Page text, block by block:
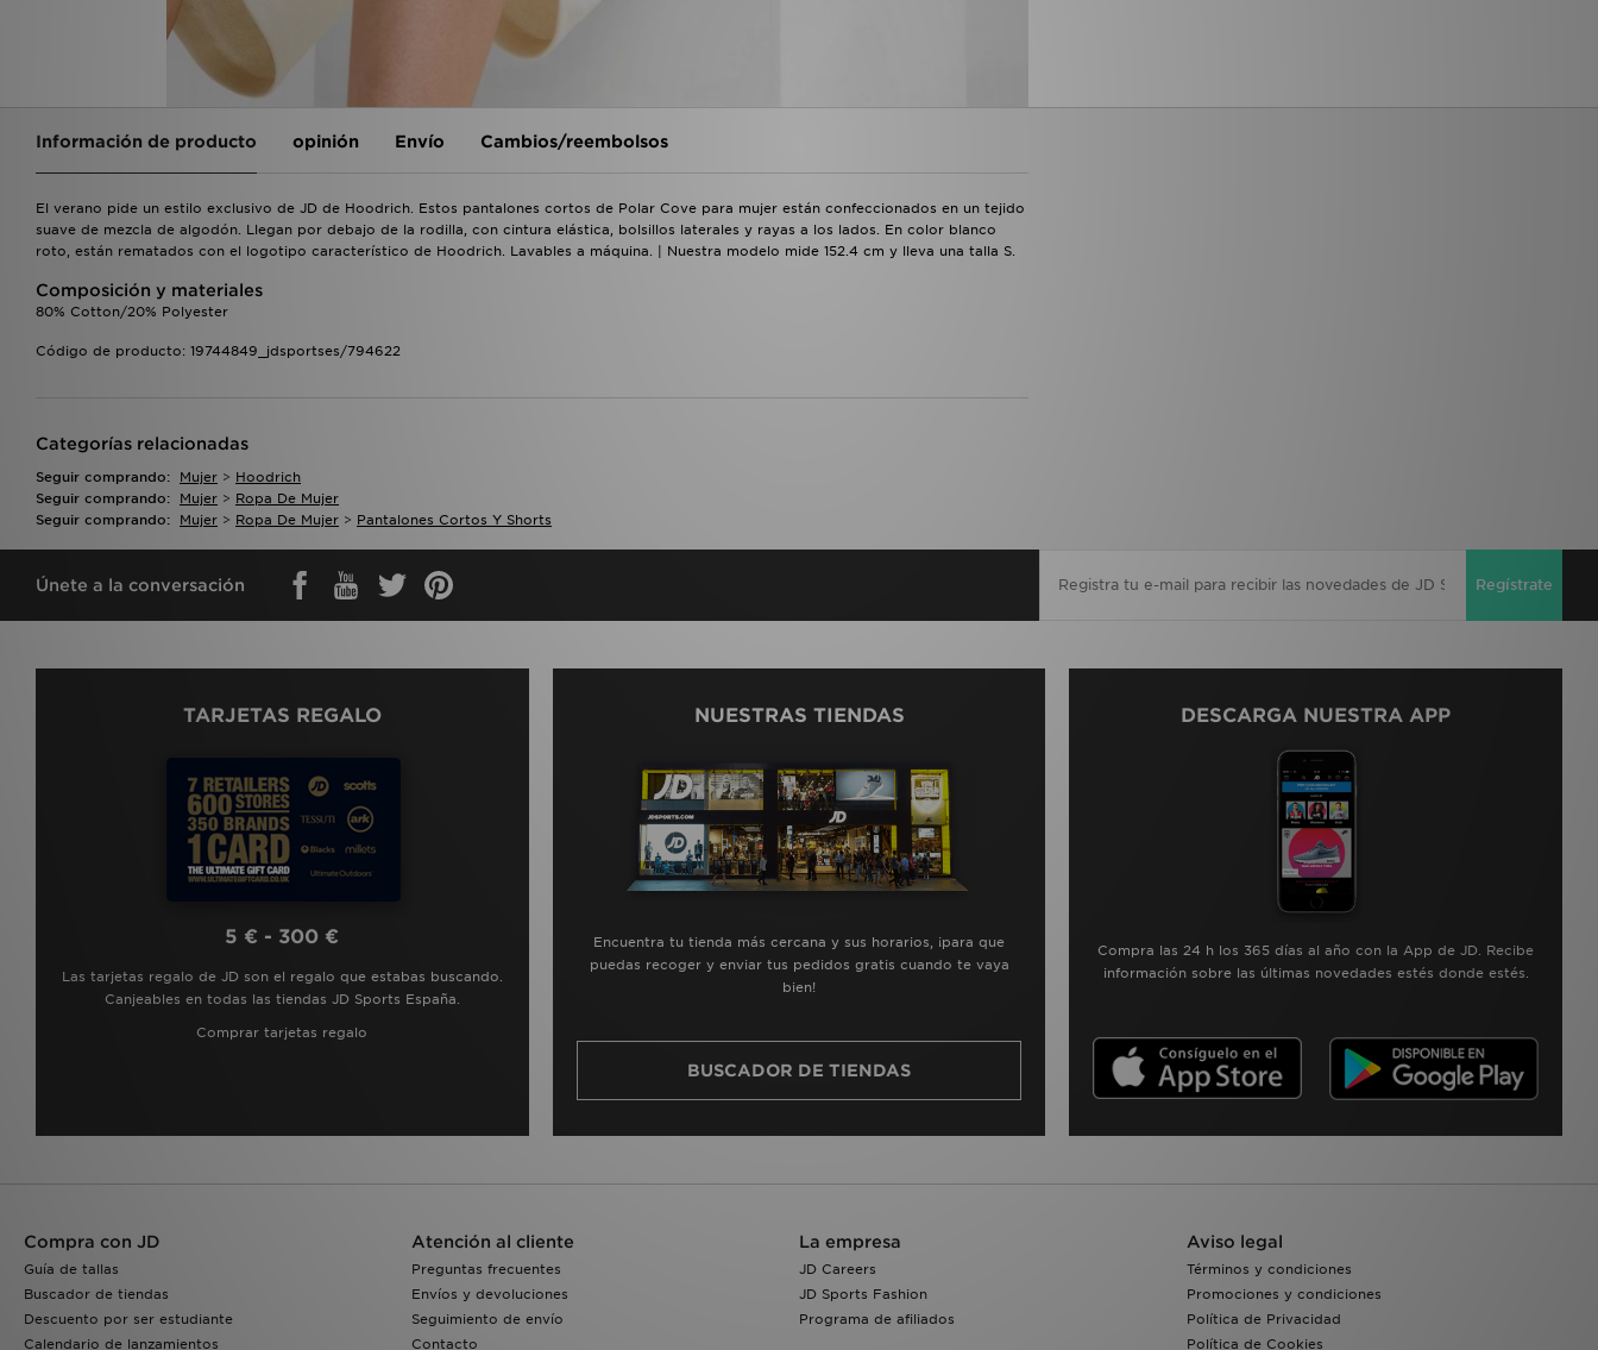
Información de producto opinión Envío Cambios/reembolsos
El verano pide un estilo exclusivo de JD de Hoodrich. Estos pantalones cortos de Polar Cove para mujer están confeccionados en un tejido
suave de mezcla de algodón. Llegan por debajo de la rodilla, con cintura elástica, bolsillos laterales y rayas a los lados. En color blanco
roto, están rematados con el logotipo característico de Hoodrich. Lavables a máquina. | Nuestra modelo mide 152.4 cm y lleva una talla S.
Composición y materiales
80% Cotton/20% Polyester
Código de producto: 19744849_jdsportses/794622
Categorías relacionadas
Seguir comprando: Mujer > Hoodrich
Seguir comprando:
Mujer > Ropa De Mujer
Seguir comprando:
Mujer > Ropa De Mujer > Pantalones Cortos Y Shorts
Únete a la conversación Regístrate
TARJETAS REGALO
5 € - 300 €
Las tarjetas regalo de JD son el regalo que estabas buscando.
Canjeables en todas las tiendas JD Sports España.
Comprar tarjetas regalo
NUESTRAS TIENDAS
Encuentra tu tienda más cercana y sus horarios, ¡para que
puedas recoger y enviar tus pedidos gratis cuando te vaya
bien!
BUSCADOR DE TIENDAS
DESCARGA NUESTRA APP
Compra las 24 h los 365 días al año con la App de JD. Recibe
información sobre las últimas novedades estés donde estés.
Compra con JD
Guía de tallas
Buscador de tiendas
Descuento por ser estudiante
Calendario de lanzamientos
Atención al cliente
Preguntas frecuentes
Envíos y devoluciones
Seguimiento de envío
Contacto
La empresa
JD Careers
JD Sports Fashion
Programa de afiliados
Aviso legal
Términos y condiciones
Promociones y condiciones
Política de Privacidad
Política de Cookies